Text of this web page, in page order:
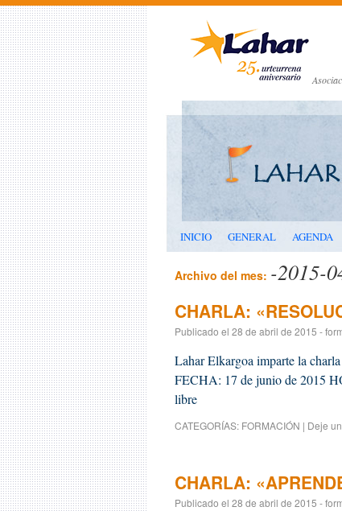
INICIO GENERAL AGENDA
Archivo del mes: -2015-
CHARLA:
Publicado el 28 de abril de 2015 -
Lahar Elkargoa imparte la
FECHA: 17 de junio de 2015
libre
CATEGORÍAS: FORMACIÓN | Deje
CHARLA:
Publicado el 28 de abril de 2015 -